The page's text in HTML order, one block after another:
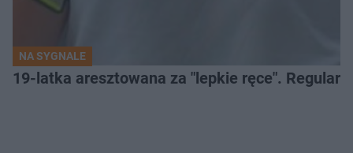
NA SYGNALE
19-latka aresztowana za "lepkie ręce".